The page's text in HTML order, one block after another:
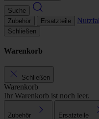
Suche
Zubehör
Ersatzteile
Schließen
Warenkorb
Schließen
Warenkorb
Ihr Warenkorb ist noch leer.
Zubehör Ersatzteile